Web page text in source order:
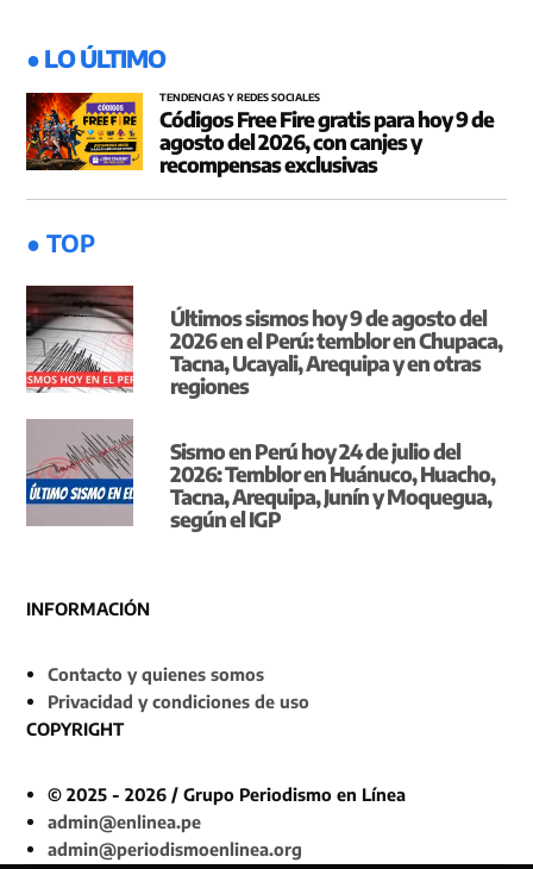
● LO ÚLTIMO
TENDENCIAS Y REDES SOCIALES
Códigos Free Fire gratis para hoy 9 de
agosto del 2026, con canjes y
recompensas exclusivas
● TOP
Últimos sismos hoy 9 de agosto del
2026 en el Perú: temblor en Chupaca,
Tacna, Ucayali, Arequipa y en otras
regiones
Sismo en Perú hoy 24 de julio del
2026: Temblor en Huánuco, Huacho,
Tacna, Arequipa, Junín y Moquegua,
según el IGP
INFORMACIÓN
Contacto y quienes somos
Privacidad y condiciones de uso
COPYRIGHT
© 2025 - 2026 / Grupo Periodismo en Línea
admin@enlinea.pe
admin@periodismoenlinea.org